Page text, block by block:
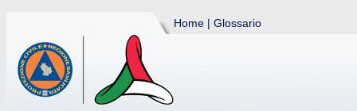
Home | Glossario